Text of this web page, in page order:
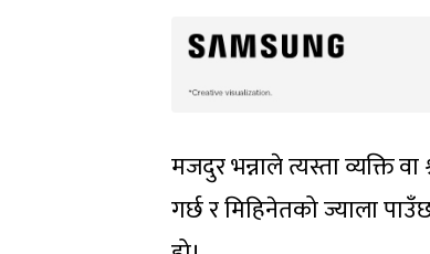
मजदुर भन्नाले त्यस्ता व्यक्ति
गर्छ र मिहिनेतको ज्याला